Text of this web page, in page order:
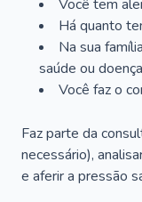
Você tem
Há quanto
Na sua
saúde ou
Você faz o
Faz parte da
necessário),
e aferir a pressão